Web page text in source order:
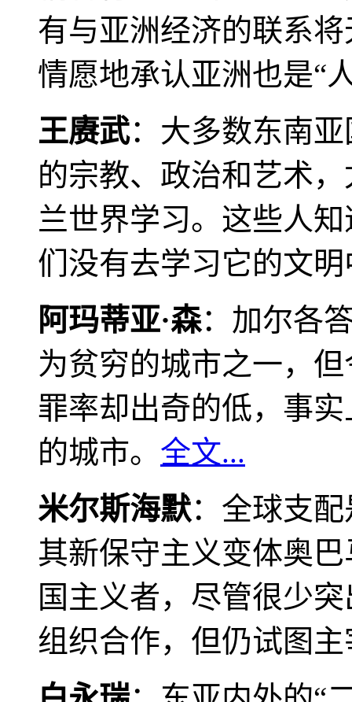
有与亚洲经济的联系
情愿地承认亚洲也是“
王赓武：大多数东南
的宗教、政治和艺术
兰世界学习。这些人
们没有去学习它的文
阿玛蒂亚·森：加尔各
为贫穷的城市之一，
罪率却出奇的低，事
的城市。 全文...
米尔斯海默：全球支
其新保守主义变体奥
国主义者，尽管很少
组织合作，但仍试图